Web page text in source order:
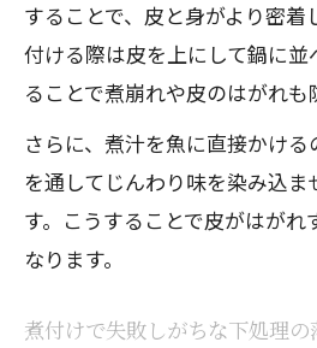
することで、皮と身がより密着
付ける際は皮を上にして鍋に
ることで煮崩れや皮のはがれも
さらに、煮汁を魚に直接かけ
を通してじんわり味を染み込
す。こうすることで皮がはがれ
なります。
煮付けで失敗しがちな下処理の